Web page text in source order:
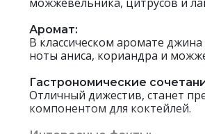
Аромат:
В классическом аромате
ноты аниса, кориандра и
Гастрономические
Отличный дижестив, станет
компонентом для коктейлей.